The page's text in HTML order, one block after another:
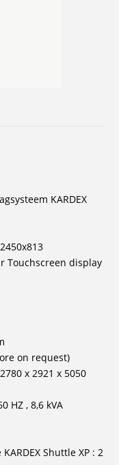
KARDEX
Touchscreen display
on request)
x 2921 x 5050
HZ , 8,6 kVA
Shuttle XP : 2